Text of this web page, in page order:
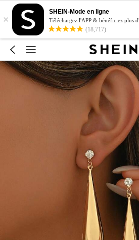
×
SHEIN-Mode en ligne
Téléchargez l'APP & bénéficiez plus
(18,717)